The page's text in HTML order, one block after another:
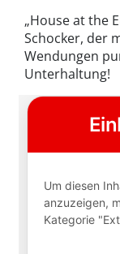
„House at the
Schocker, der
Wendungen
Unterhaltung!